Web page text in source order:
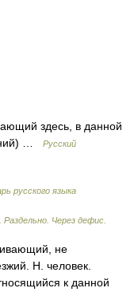
здесь, в данной
…
Русский
русского языка
Через дефис.
не
Н. человек.
к данной